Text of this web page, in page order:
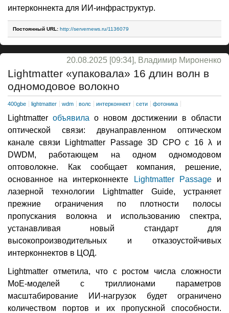
интерконнекта для ИИ-инфраструктур.
Постоянный URL: http://servernews.ru/1136079
20.08.2025 [09:34], Владимир Мироненко
Lightmatter «упаковала» 16 длин волн в
одномодовое волокно
400gbe lightmatter wdm волс интерконнект сети фотоника
Lightmatter объявила о новом достижении в области
оптической связи: двунаправленном оптическом
канале связи Lightmatter Passage 3D CPO с 16 λ и
DWDM, работающем на одном одномодовом
оптоволокне. Как сообщает компания, решение,
основанное на интерконнекте
Lightmatter Passageи
лазерной технологии Lightmatter Guide, устраняет
прежние ограничения по плотности полосы
пропускания волокна и использованию спектра,
устанавливая новый стандарт для
высокопроизводительных и отказоустойчивых
интерконнектов в ЦОД.
Lightmatter отметила, что с ростом числа сложности
MoE-моделей с триллионами параметров
масштабирование ИИ-нагрузок будет ограничено
количеством портов и их пропускной способности.